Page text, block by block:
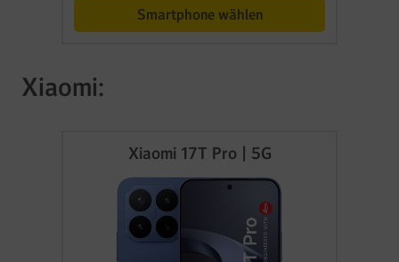
Smartphone wählen
Xiaomi:
Xiaomi 17T Pro | 5G